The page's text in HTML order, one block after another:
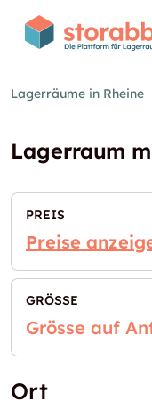
Lagerräume in Rheine
Lagerraum
PREIS
Preise
GRÖSSE
Grösse auf
Ort